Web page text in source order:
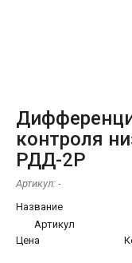
контроля
РДД-2Р
Артикул: -
Название
Артикул
Цена